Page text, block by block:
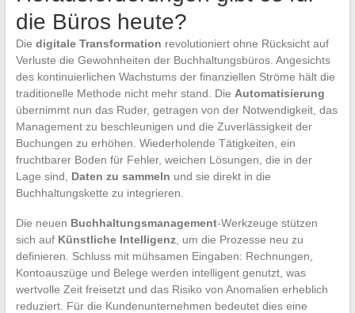
die Büros heute?
Die digitale Transformation revolutioniert ohne Rücksicht auf
Verluste die Gewohnheiten der Buchhaltungsbüros. Angesichts
des kontinuierlichen Wachstums der finanziellen Ströme hält die
traditionelle Methode nicht mehr stand. Die Automatisierung
übernimmt nun das Ruder, getragen von der Notwendigkeit, das
Management zu beschleunigen und die Zuverlässigkeit der
Buchungen zu erhöhen. Wiederholende Tätigkeiten, ein
fruchtbarer Boden für Fehler, weichen Lösungen, die in der
Lage sind, Daten zu sammeln und sie direkt in die
Buchhaltungskette zu integrieren.
Die neuen Buchhaltungsmanagement-Werkzeuge stützen
sich auf Künstliche Intelligenz, um die Prozesse neu zu
definieren. Schluss mit mühsamen Eingaben: Rechnungen,
Kontoauszüge und Belege werden intelligent genutzt, was
wertvolle Zeit freisetzt und das Risiko von Anomalien erheblich
reduziert. Für die Kundenunternehmen bedeutet dies eine